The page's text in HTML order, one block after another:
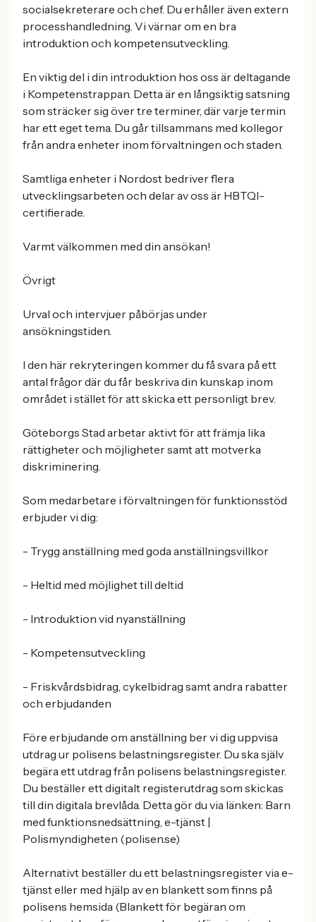
socialsekreterare och chef. Du erhåller även extern
processhandledning. Vi värnar om en bra
introduktion och kompetensutveckling.
En viktig del i din introduktion hos oss är deltagande
i Kompetenstrappan. Detta är en långsiktig satsning
som sträcker sig över tre terminer, där varje termin
har ett eget tema. Du går tillsammans med kollegor
från andra enheter inom förvaltningen och staden.
Samtliga enheter i Nordost bedriver flera
utvecklingsarbeten och delar av oss är HBTQI-
certifierade.
Varmt välkommen med din ansökan!
Övrigt
Urval och intervjuer påbörjas under
ansökningstiden.
I den här rekryteringen kommer du få svara på ett
antal frågor där du får beskriva din kunskap inom
området i stället för att skicka ett personligt brev.
Göteborgs Stad arbetar aktivt för att främja lika
rättigheter och möjligheter samt att motverka
diskriminering.
Som medarbetare i förvaltningen för funktionsstöd
erbjuder vi dig:
- Trygg anställning med goda anställningsvillkor
- Heltid med möjlighet till deltid
- Introduktion vid nyanställning
- Kompetensutveckling
- Friskvårdsbidrag, cykelbidrag samt andra rabatter
och erbjudanden
Före erbjudande om anställning ber vi dig uppvisa
utdrag ur polisens belastningsregister. Du ska själv
begära ett utdrag från polisens belastningsregister.
Du beställer ett digitalt registerutdrag som skickas
till din digitala brevlåda. Detta gör du via länken: Barn
med funktionsnedsättning, e-tjänst |
Polismyndigheten (polisen.se)
Alternativt beställer du ett belastningsregister via e-
tjänst eller med hjälp av en blankett som finns på
polisens hemsida (Blankett för begäran om